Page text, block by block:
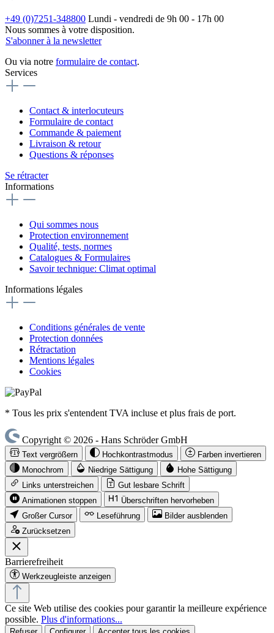
+49 (0)7251-348800 Lundi - vendredi de 9h 00 - 17h 00
Nous sommes à votre disposition.
S'abonner à la newsletter
Ou via notre formulaire de contact.
Services
Contact & interlocuteurs
Formulaire de contact
Commande & paiement
Livraison & retour
Questions & réponses
Se rétracter
Informations
Qui sommes nous
Protection environnement
Qualité, tests, normes
Catalogues & Formulaires
Savoir technique: Climat optimal
Informations légales
Conditions générales de vente
Protection données
Rétractation
Mentions légales
Cookies
* Tous les prix s'entendent TVA incluse et plus frais de port.
Copyright © 2026 - Hans Schröder GmbH
Text vergrößern Hochkontrastmodus
Farben invertieren
Monochrom
Niedrige Sättigung
Hohe Sättigung
Links unterstreichen
Gut lesbare Schrift
Animationen stoppen
Überschriften hervorheben
Großer Cursor
Leseführung
Bilder ausblenden
Zurücksetzen
Barrierefreiheit
Werkzeugleiste anzeigen
Ce site Web utilise des cookies pour garantir la meilleure expérience
possible. Plus d'informations...